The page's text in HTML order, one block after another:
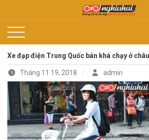
Xe đạp Nhật Nghĩa
Xe đạp điện Trung Quốc bán khá chạy ở
Tháng 11 19, 2018 admin